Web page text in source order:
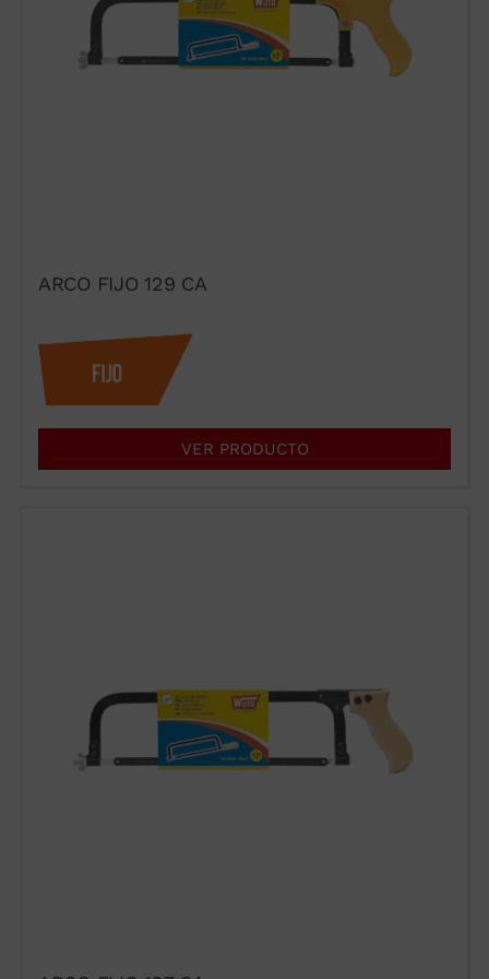
ARCO FIJO 129 CA
VER PRODUCTO
WUTO, TÉCNICA